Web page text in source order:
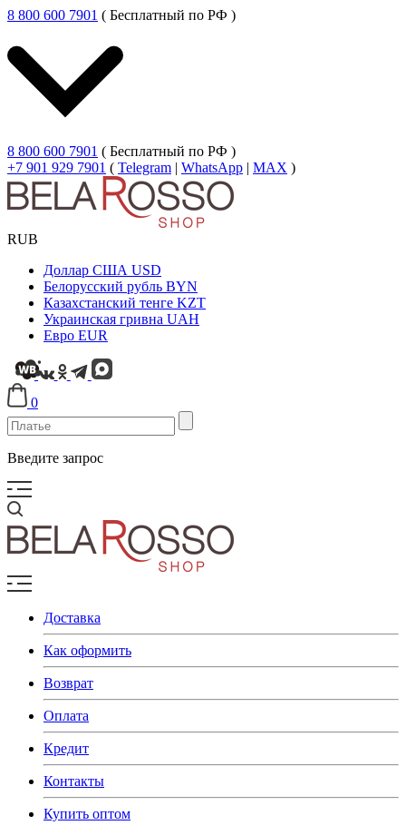
8 800 600 7901 ( Бесплатный по РФ )
8 800 600 7901 ( Бесплатный по РФ )
+7 901 929 7901 ( Telegram | WhatsApp | MAX )
RUB
Доллар США USD
Белорусский рубль BYN
Казахстанский тенге KZT
Украинская гривна UAH
Евро EUR
0
Введите запрос
Доставка
Как оформить
Возврат
Оплата
Кредит
Контакты
Купить оптом